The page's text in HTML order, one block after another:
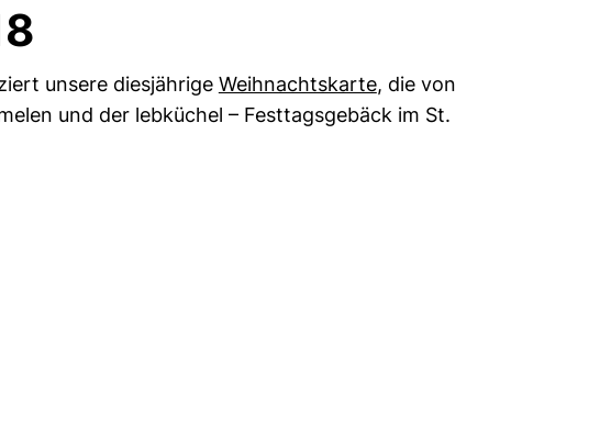
unsere diesjährige Weihnachtskarte, die von
und der lebküchel – Festtagsgebäck im St.